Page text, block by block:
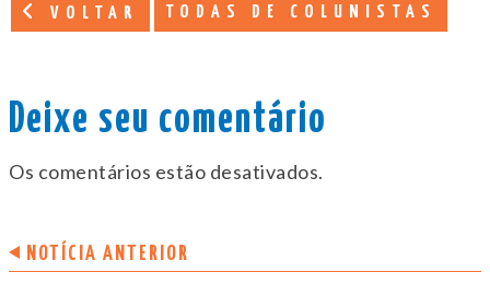
VOLTAR TODAS DE COLUNISTAS
Deixe seu comentário
Os comentários estão desativados.
NOTÍCIA ANTERIOR